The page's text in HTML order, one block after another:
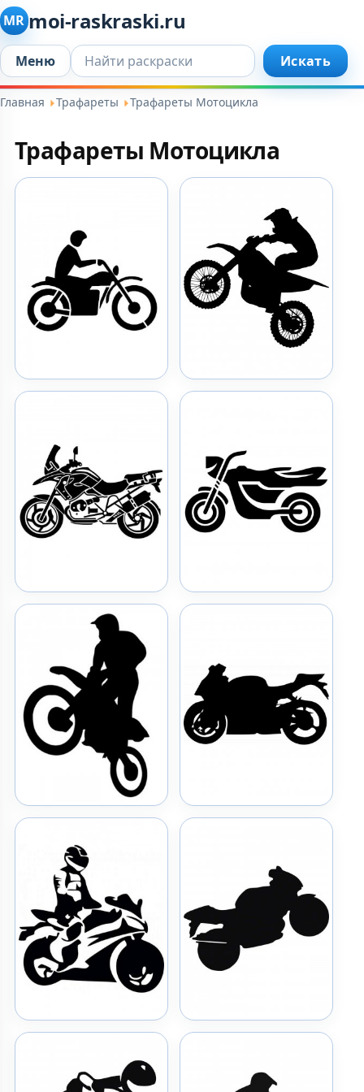
MR moi-raskraski.ru
Меню Искать... Искать
Главная Трафареты Трафареты Мотоцикла
Трафареты Мотоцикла